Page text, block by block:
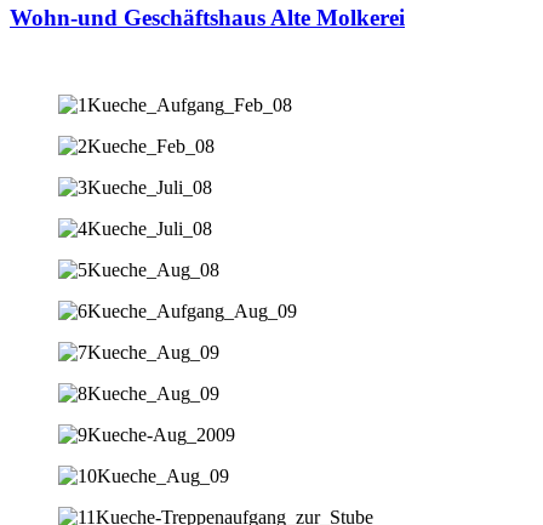
Wohn-und Geschäftshaus Alte Molkerei